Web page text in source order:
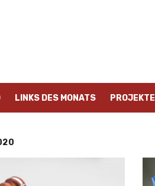
LINKS DES MONATS PROJEKTE